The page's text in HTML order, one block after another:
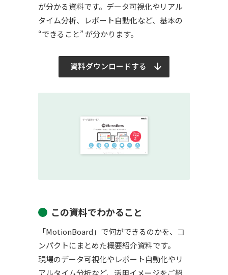
が分かる資料です。データ可視化やリアル
タイム分析、レポート自動化など、基本の
“できること” が分かります。
資料ダウンロードする
この資料でわかること
「MotionBoard」で何ができるのかを、コ
ンパクトにまとめた概要紹介資料です。
現場のデータ可視化やレポート自動化やリ
アルタイム分析など、活用イメージをご紹